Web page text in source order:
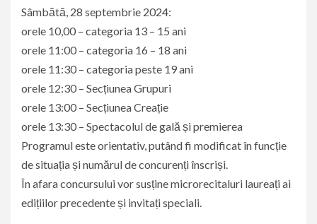
Sâmbătă, 28 septembrie 2024:
orele 10,00 – categoria 13 – 15 ani
orele 11:00 – categoria 16 – 18 ani
orele 11:30 – categoria peste 19 ani
orele 12:30 – Secțiunea Grupuri
orele 13:00 – Secțiunea Creație
orele 13:30 – Spectacolul de gală și premierea
Programul este orientativ, putând fi modificat în funcție
de situația și numărul de concurenți înscriși.
În afara concursului vor susține microrecitaluri laureați ai
edițiilor precedente și invitați speciali.